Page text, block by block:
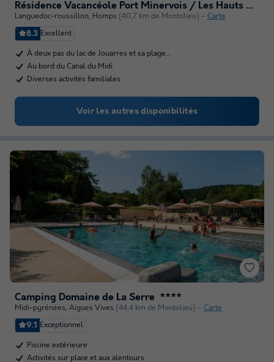
Résidence Vacancéole Port Minervois / Les Hauts du lac
Languedoc-roussillon, Homps (40,7 km de Montolieu) Carte
8.3 Excellent
À deux pas du lac de Jouarres et sa plage…
Au bord du Canal du Midi
Diverses activités familiales
Voir les autres disponibilités
Camping Domaine de La Serre ★★★★
Midi-pyrénées, Aigues Vives (44,4 km de Montolieu) Carte
9.1 Exceptionnel
Piscine extérieure
Activités sur place et aux alentours